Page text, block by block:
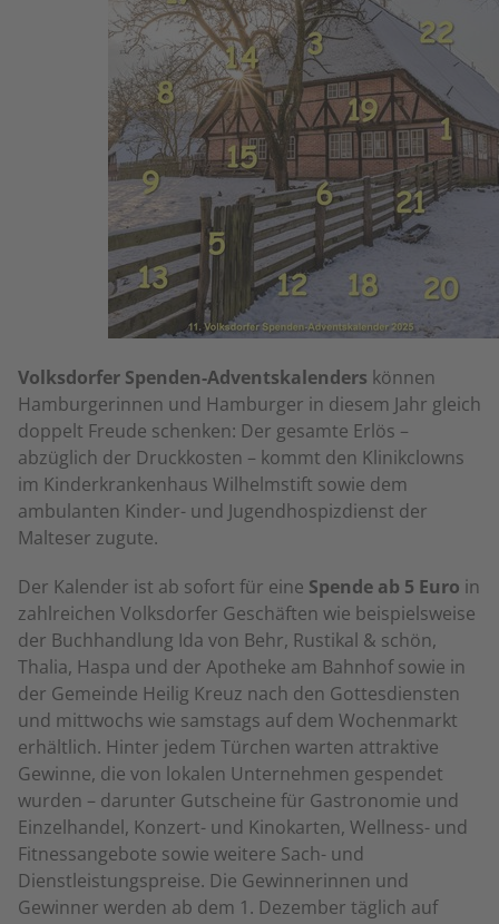
Volksdorfer Spenden-Adventskalenders können
Hamburgerinnen und Hamburger in diesem Jahr gleich
doppelt Freude schenken: Der gesamte Erlös –
abzüglich der Druckkosten – kommt den Klinikclowns
im Kinderkrankenhaus Wilhelmstift sowie dem
ambulanten Kinder- und Jugendhospizdienst der
Malteser zugute.
Der Kalender ist ab sofort für eine Spende ab 5 Euro in
zahlreichen Volksdorfer Geschäften wie beispielsweise
der Buchhandlung Ida von Behr, Rustikal & schön,
Thalia, Haspa und der Apotheke am Bahnhof sowie in
der Gemeinde Heilig Kreuz nach den Gottesdiensten
und mittwochs wie samstags auf dem Wochenmarkt
erhältlich. Hinter jedem Türchen warten attraktive
Gewinne, die von lokalen Unternehmen gespendet
wurden – darunter Gutscheine für Gastronomie und
Einzelhandel, Konzert- und Kinokarten, Wellness- und
Fitnessangebote sowie weitere Sach- und
Dienstleistungspreise. Die Gewinnerinnen und
Gewinner werden ab dem 1. Dezember täglich auf